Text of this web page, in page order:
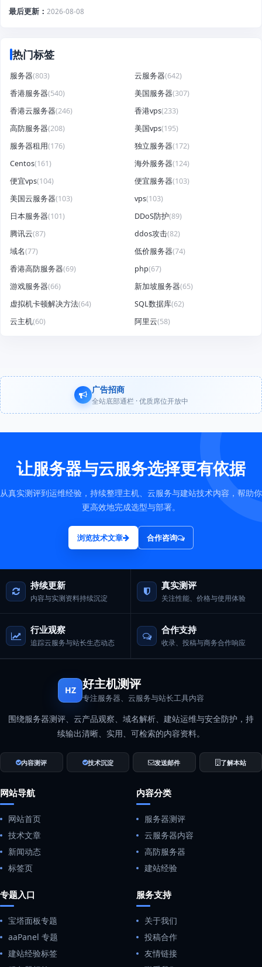
最后更新
2026-08-08
热门标签
服务器(803) 云服务器(642)
香港服务器(540) 美国服务器(307)
香港云服务器(246) 香港vps(233)
高防服务器(208) 美国vps(195)
服务器租用(176) 独立服务器(172)
Centos(161) 海外服务器(124)
便宜vps(104) 便宜服务器(103)
美国云服务器(103) vps(103)
日本服务器(101) DDoS防护(89)
腾讯云(87) ddos攻击(82)
域名(77) 低价服务器(74)
香港高防服务器(69) php(67)
游戏服务器(66) 新加坡服务器(65)
虚拟机卡顿解决方法(64) SQL数据库(62)
云主机(60) 阿里云(58)
广告招商
全站底部通栏 · 优质席位开放中
让服务器与云服务选择更有依据
从真实测评到运维经验，持续整理主机、云服务与建站技术内容，帮助你
更高效地完成选型与部署。
浏览技术文章 合作咨询
持续更新
内容与实测资料持续沉淀
真实测评
关注性能、价格与使用体验
行业观察
追踪云服务与站长生态动态
合作支持
收录、投稿与商务合作响应
HZ 好主机测评
专注服务器、云服务与站长工具内容
围绕服务器测评、云产品观察、域名解析、建站运维与安全防护，持
续输出清晰、实用、可检索的内容资料。
内容测评 技术沉淀 发送邮件 了解本站
网站导航
网站首页
技术文章
新闻动态
标签页
内容分类
服务器测评
云服务器内容
高防服务器
建站经验
专题入口
宝塔面板专题
aaPanel 专题
建站经验标签
服务支持
关于我们
投稿合作
友情链接